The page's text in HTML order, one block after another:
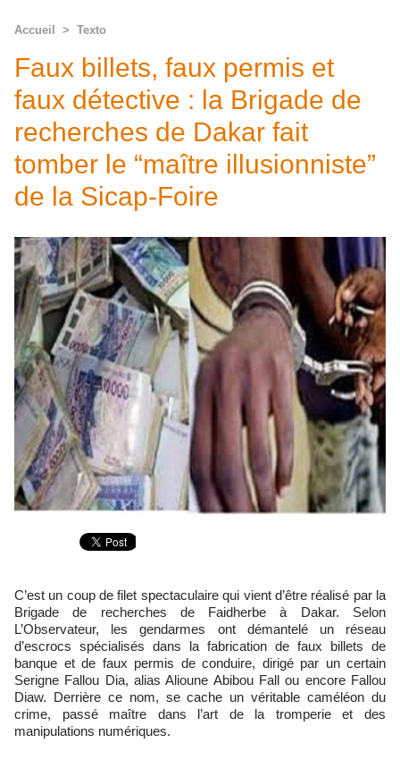
Accueil > Texto
Faux billets, faux permis et
faux détective : la Brigade de
recherches de Dakar fait
tomber le “maître illusionniste”
de la Sicap-Foire
C’est un coup de filet spectaculaire qui vient d’être réalisé par la
Brigade de recherches de Faidherbe à Dakar. Selon
L’Observateur, les gendarmes ont démantelé un réseau
d’escrocs spécialisés dans la fabrication de faux billets de
banque et de faux permis de conduire, dirigé par un certain
Serigne Fallou Dia, alias Alioune Abibou Fall ou encore Fallou
Diaw. Derrière ce nom, se cache un véritable caméléon du
crime, passé maître dans l’art de la tromperie et des
manipulations numériques.